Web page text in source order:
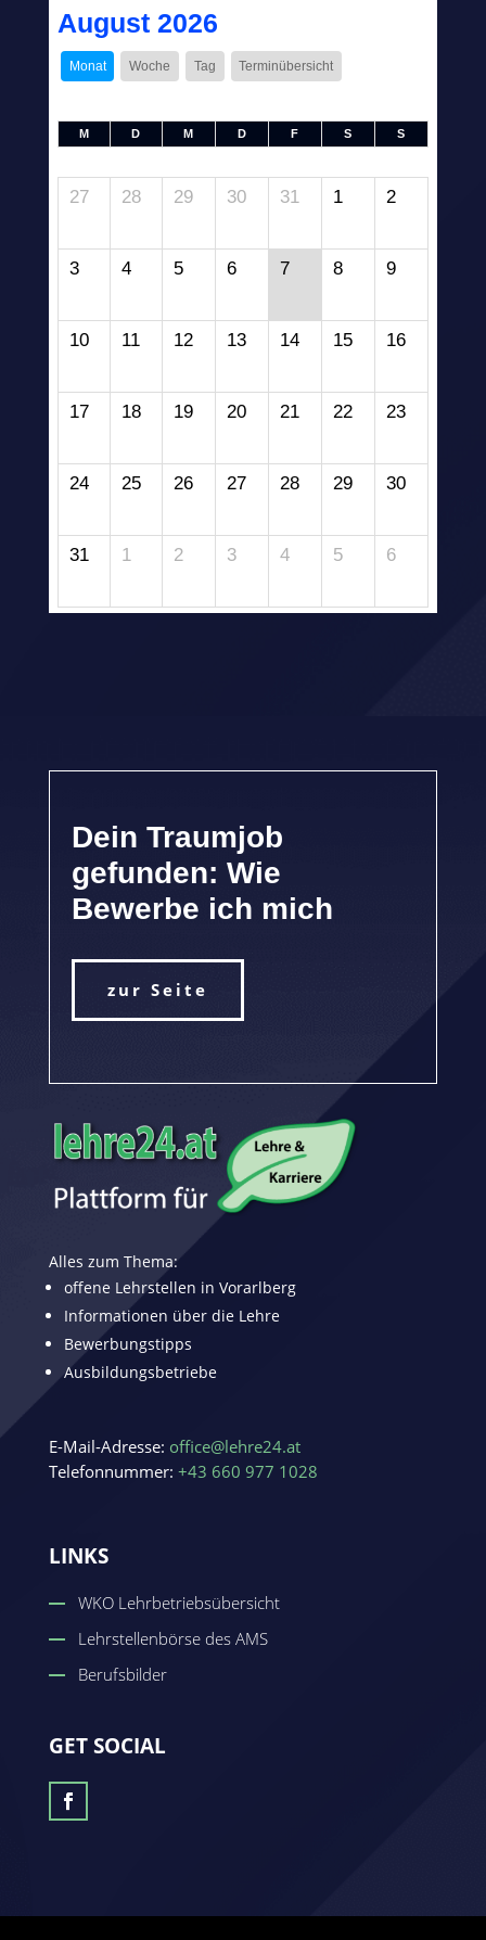
August 2026
Monat Woche Tag Terminübersicht
M D M D F S S
27 28 29 30 31 1 2
3 4 5 6 7 8 9
10 11 12 13 14 15 16
17 18 19 20 21 22 23
24 25 26 27 28 29 30
31 1 2 3 4 5 6
Dein Traumjob
gefunden: Wie
Bewerbe ich mich
zur Seite
Alles zum Thema:
offene Lehrstellen in Vorarlberg
Informationen über die Lehre
Bewerbungstipps
Ausbildungsbetriebe
E-Mail-Adresse: office@lehre24.at
Telefonnummer: +43 660 977 1028
LINKS
WKO Lehrbetriebsübersicht
Lehrstellenbörse des AMS
Berufsbilder
GET SOCIAL